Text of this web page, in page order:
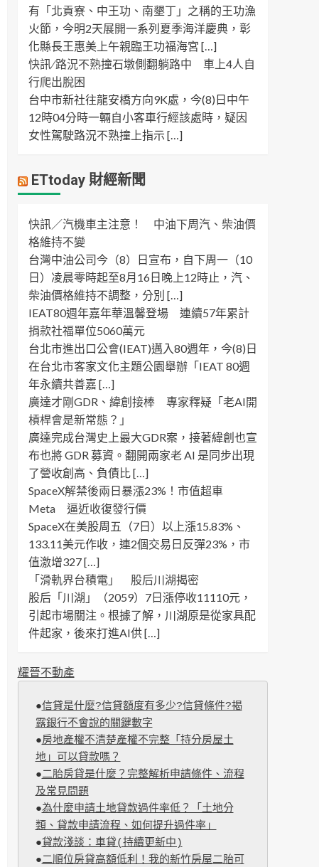
有「北貢寮、中王功、南墾丁」之稱的王功漁
火節，今明2天展開一系列夏季海洋慶典，彰
化縣長王惠美上午親臨王功福海宮 […]
快訊 ∕ 路況不熟撞石墩側翻躺路中 車上4人自
行爬出脫困
台中市新社往龍安橋方向9K處，今(8)日中午
12時04分時一輛自小客車行經該處時，疑因
女性駕駛路況不熟撞上指示 […]
ETtoday 財經新聞
快訊／汽機車主注意！ 中油下周汽、柴油價
格維持不變
台灣中油公司今（8）日宣布，自下周一（10
日）凌晨零時起至8月16日晚上12時止，汽、
柴油價格維持不調整，分別 […]
IEAT80週年嘉年華溫馨登場 連續57年累計
捐款社福單位5060萬元
台北市進出口公會(IEAT)邁入80週年，今(8)日
在台北市客家文化主題公園舉辦「IEAT 80週
年永續共善嘉 […]
廣達才剛GDR、緯創接棒 專家釋疑「老AI開
槓桿會是新常態？」
廣達完成台灣史上最大GDR案，接著緯創也宣
布也將 GDR 募資。翻開兩家老 AI 是同步出現
了營收創高、負債比 […]
SpaceX解禁後兩日暴漲23%！市值超車
Meta 逼近收復發行價
SpaceX在美股周五（7日）以上漲15.83%、
133.11美元作收，連2個交易日反彈23%，市
值激增327 […]
「滑軌界台積電」 股后川湖揭密
股后「川湖」（2059）7日漲停收11110元，
引起市場關注。根據了解，川湖原是從家具配
件起家，後來打進AI供 […]
耀晉不動產
●信貸是什麼?信貸額度有多少?信貸條件?揭
露銀行不會說的關鍵數字
●房地產權不清楚產權不完整「持分房屋土
地」可以貸款嗎？
●二胎房貸是什麼？完整解析申請條件、流程
及常見問題
●為什麼申請土地貸款過件率低？「土地分
類、貸款申請流程、如何提升過件率」
●貸款淺談：車貸(持續更新中)
●二順位房貸高額低利！我的新竹房屋二胎可